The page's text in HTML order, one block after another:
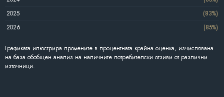
2025
(83%)
2026
(85%)
Графиката илюстрира промените в процентната крайна оценка, изчислявана
на база обобщен анализ на наличните потребителски отзиви от различни
източници.